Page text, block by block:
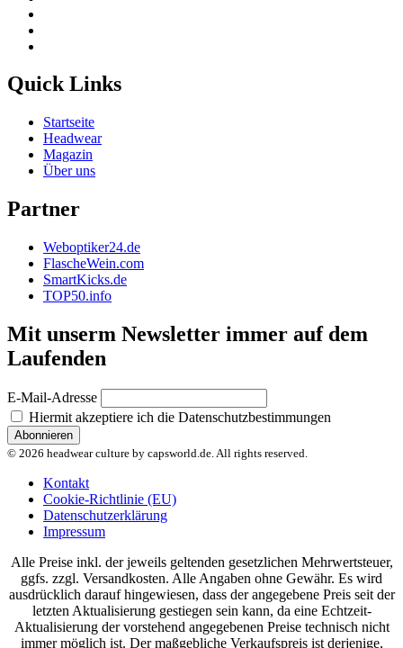
Quick Links
Startseite
Headwear
Magazin
Über uns
Partner
Weboptiker24.de
FlascheWein.com
SmartKicks.de
TOP50.info
Mit unserm Newsletter immer auf dem
Laufenden
E-Mail-Adresse
Hiermit akzeptiere ich die Datenschutzbestimmungen
© 2026 headwear culture by capsworld.de. All rights reserved.
Kontakt
Cookie-Richtlinie (EU)
Datenschutzerklärung
Impressum
Alle Preise inkl. der jeweils geltenden gesetzlichen Mehrwertsteuer,
ggfs. zzgl. Versandkosten. Alle Angaben ohne Gewähr. Es wird
ausdrücklich darauf hingewiesen, dass der angegebene Preis seit der
letzten Aktualisierung gestiegen sein kann, da eine Echtzeit-
Aktualisierung der vorstehend angegebenen Preise technisch nicht
immer möglich ist. Der maßgebliche Verkaufspreis ist derjenige,